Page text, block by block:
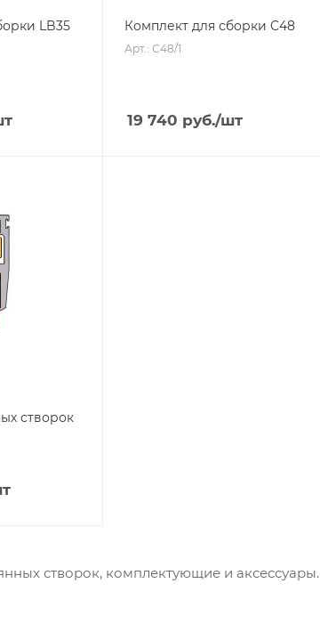
LB35 Комплект для сборки C48
Арт.: С48/1
19 740 руб./шт
створок
створок, комплектующие и аксессуары.